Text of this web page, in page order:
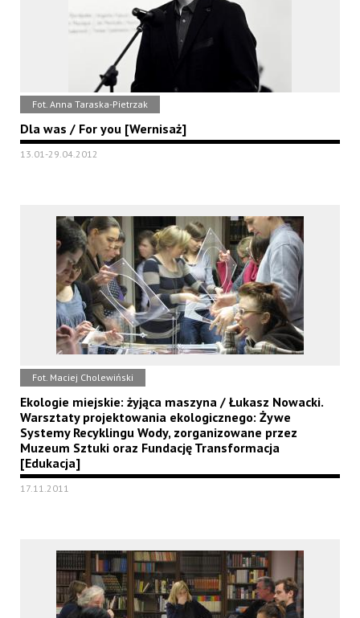
Fot. Anna Taraska-Pietrzak
Dla was / For you [Wernisaż]
13.01-29.04.2012
Fot. Maciej Cholewiński
Ekologie miejskie: żyjąca maszyna / Łukasz Nowacki.
Warsztaty projektowania ekologicznego: Żywe
Systemy Recyklingu Wody, zorganizowane przez
Muzeum Sztuki oraz Fundację Transformacja
[Edukacja]
17.11.2011